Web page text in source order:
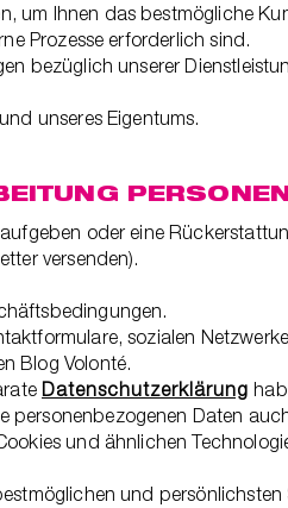
um Ihnen das bestmögliche
Prozesse erforderlich sind.
bezüglich unserer
unseres Eigentums.
oder eine
versenden).
sozialen
Blog Volonté.
Datenschutzerklärung
personenbezogenen Daten
und ähnlichen
und